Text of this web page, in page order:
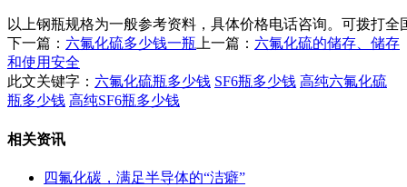
以上钢瓶规格为一般参考资料，具体价格电话咨询。 可拨打全
下一篇： 六氟化硫多少钱一瓶 上一篇： 六氟化硫的储存、储存
和使用安全
此文关键字： 六氟化硫瓶多少钱 SF6瓶多少钱 高纯六氟化硫
瓶多少钱 高纯SF6瓶多少钱
相关资讯
四氟化碳，满足半导体的“洁癖”